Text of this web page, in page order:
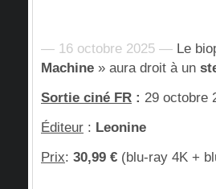
— 16 octobre 2025 — Le
Machine » aura droit à un
Sortie ciné FR : 29 octobre
Éditeur : Leonine
Prix: 30,99 € (blu-ray 4K +